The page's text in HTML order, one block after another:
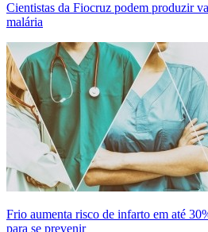
Cientistas da Fiocruz podem produzir
malária
Frio aumenta risco de infarto em até
para se prevenir